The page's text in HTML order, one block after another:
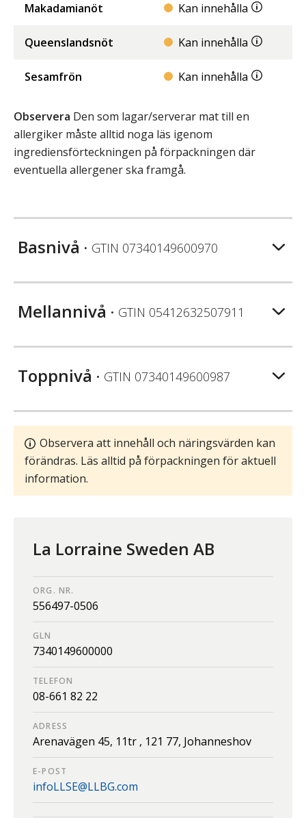
Makadamianöt Kan innehålla
Queenslandsnöt Kan innehålla
Sesamfrön Kan innehålla
Observera Den som lagar/serverar mat till en
allergiker måste alltid noga läs igenom
ingrediensförteckningen på förpackningen där
eventuella allergener ska framgå.
Basnivå • GTIN 07340149600970
Mellannivå • GTIN 05412632507911
Toppnivå • GTIN 07340149600987
Observera att innehåll och näringsvärden kan
förändras. Läs alltid på förpackningen för aktuell
information.
La Lorraine Sweden AB
ORG. NR.
556497-0506
GLN
7340149600000
TELEFON
08-661 82 22
ADRESS
Arenavägen 45, 11tr , 121 77, Johanneshov
E-POST
infoLLSE@LLBG.com